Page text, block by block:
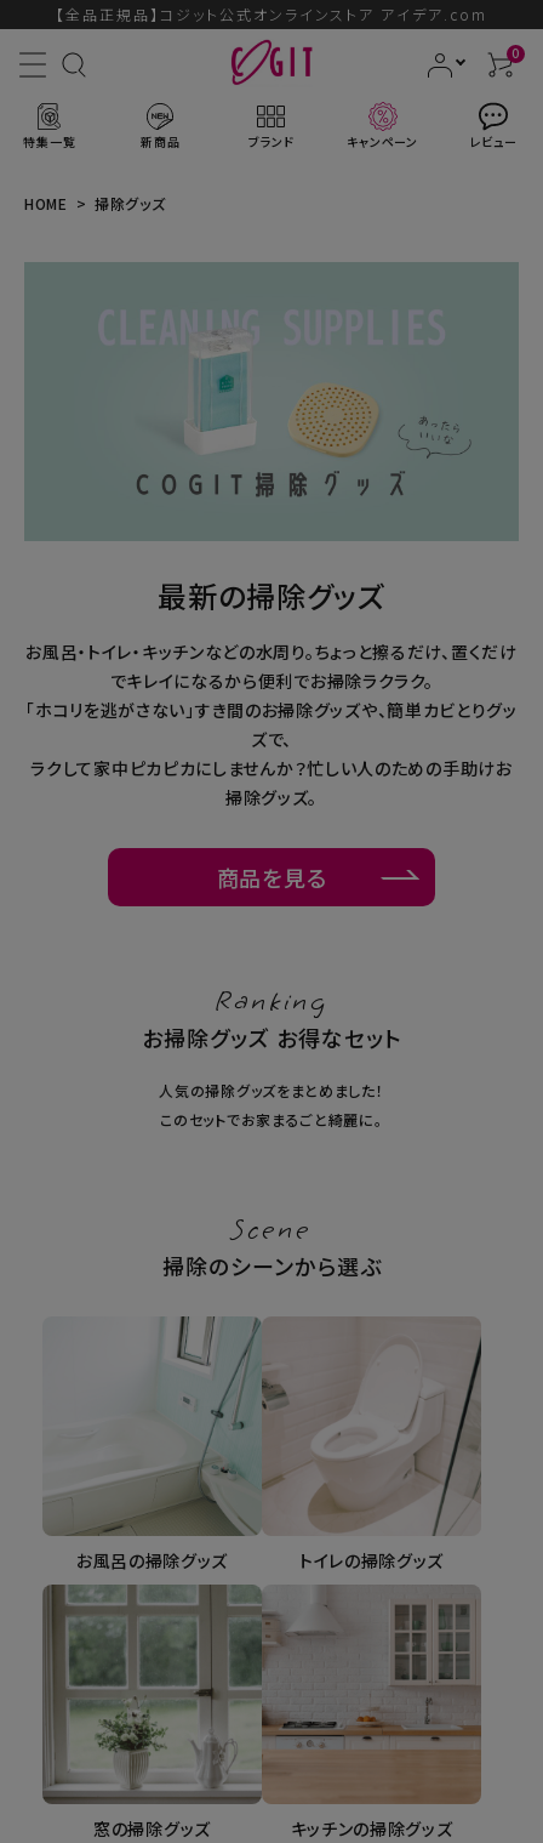
【全品正規品】コジット公式オンラインストア アイデア.com
0
特集一覧 新商品 ブランド キャンペーン レビュー
暑さ・紫外線対策グッズ
推し活グッズ
掃除グッズ
生活雑貨
ボディメイクグッズ
お悩み解決コラム
特定商取引法について
会社概要
お問い合わせ
HOME 掃除グッズ
最新の掃除グッズ
お風呂・トイレ・キッチンなどの水周り。ちょっと擦るだけ、置くだけ
でキレイになるから便利でお掃除ラクラク。
「ホコリを逃がさない」すき間のお掃除グッズや、簡単カビとりグッ
ズで、
ラクして家中ピカピカにしませんか？忙しい人のための手助けお
掃除グッズ。
商品を見る
Ranking
お掃除グッズ お得なセット
人気の掃除グッズをまとめました！
このセットでお家まるごと綺麗に。
Scene
掃除のシーンから選ぶ
お風呂の掃除グッズ トイレの掃除グッズ
窓の掃除グッズ キッチンの掃除グッズ